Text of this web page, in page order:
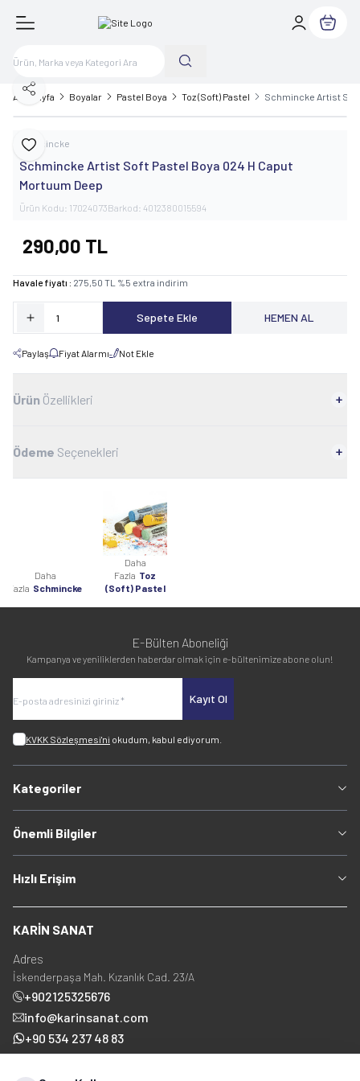
Sepetim
Ana Sayfa Boyalar Pastel Boya Toz (Soft) Pastel Schmincke Artist Soft
Favoriye Ekle
Paylaş
Schmincke
Schmincke Artist Soft Pastel Boya 024 H Caput
Mortuum Deep
Ürün Kodu: 17024073Barkod: 4012380015594
290,00 TL
Havale fiyatı : 275,50 TL %5 extra indirim
Sepete Ekle HEMEN AL
Paylaş Fiyat Alarmı Not Ekle
Ürün Özellikleri
Ödeme Seçenekleri
Daha
Fazla Schmincke
Daha
Fazla Toz
(Soft) Pastel
E-Bülten Aboneliği
Kampanya ve yeniliklerden haberdar olmak için e-bültenimize abone olun!
Kayıt Ol
KVKK Sözleşmesi'ni okudum, kabul ediyorum.
Kategoriler
Önemli Bilgiler
Hızlı Erişim
KARİN SANAT
Adres
İskenderpaşa Mah. Kızanlık Cad. 23/A
+902125325676
info@karinsanat.com
+90 534 237 48 83